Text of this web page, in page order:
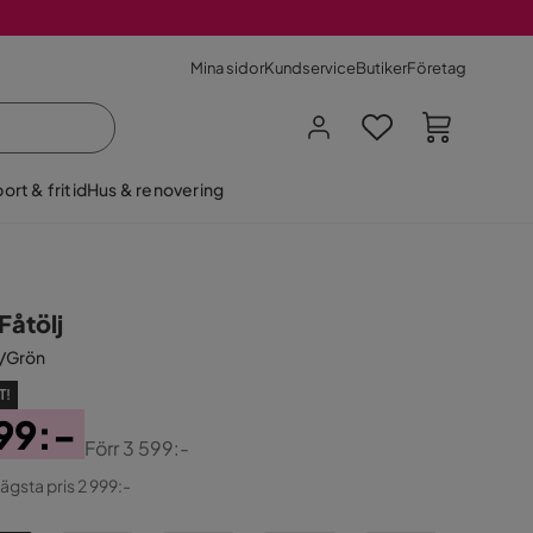
Mina sidorKundserviceButikerFöretag
& fritidHus & renovering
Grön
Förr3 599:-
pris 2 999:-